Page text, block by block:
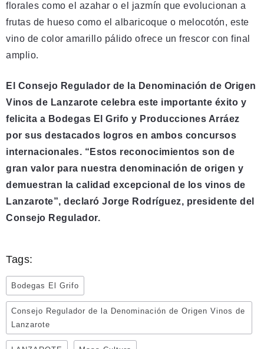
florales como el azahar o el jazmín que evolucionan a
frutas de hueso como el albaricoque o melocotón, este
vino de color amarillo pálido ofrece un frescor con final
amplio.
El Consejo Regulador de la Denominación de Origen
Vinos de Lanzarote celebra este importante éxito y
felicita a Bodegas El Grifo y Producciones Arráez
por sus destacados logros en ambos concursos
internacionales. “Estos reconocimientos son de
gran valor para nuestra denominación de origen y
demuestran la calidad excepcional de los vinos de
Lanzarote”, declaró Jorge Rodríguez, presidente del
Consejo Regulador.
Tags:
Bodegas El Grifo
Consejo Regulador de la Denominación de Origen Vinos de
Lanzarote